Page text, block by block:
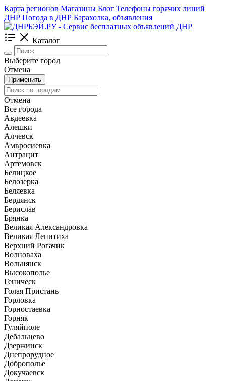
Карта регионов Магазины Блог Телефоны горячих линий
ДНР Погода в ДНР Барахолка, объявления
Каталог
Выберите город
Отмена
Применить
Отмена
Все города
Авдеевка
Алешки
Алчевск
Амвросиевка
Антрацит
Артемовск
Белицкое
Белозерка
Беляевка
Бердянск
Берислав
Брянка
Великая Александровка
Великая Лепитиха
Верхний Рогачик
Волноваха
Вольнянск
Высокополье
Геническ
Голая Пристань
Горловка
Горностаевка
Горняк
Гуляйполе
Дебальцево
Дзержинск
Днепрорудное
Доброполье
Докучаевск